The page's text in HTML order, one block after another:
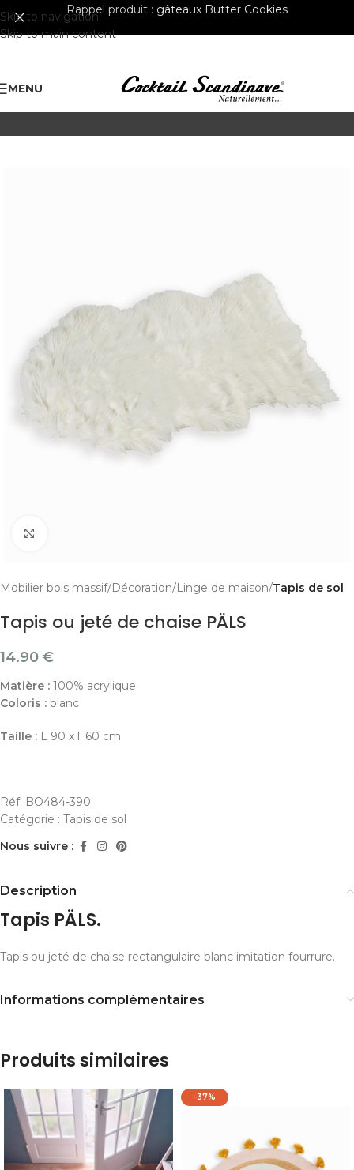
Skip to navigation
Skip to main content
Rappel produit : gâteaux Butter Cookies
MENU
Mobilier bois massif Décoration Linge de maison Tapis de sol
Tapis ou jeté de chaise PÄLS
14.90 €
Matière : 100% acrylique
Coloris : blanc
Taille : L 90 x l. 60 cm
Réf: BO484-390
Catégorie : Tapis de sol
Nous suivre :
Description
Tapis PÄLS.
Tapis ou jeté de chaise rectangulaire blanc imitation fourrure.
Informations complémentaires
Produits similaires
-37%